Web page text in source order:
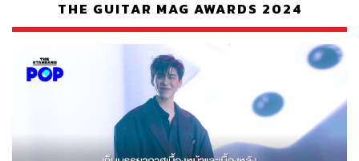
THE GUITAR MAG AWARDS 2024